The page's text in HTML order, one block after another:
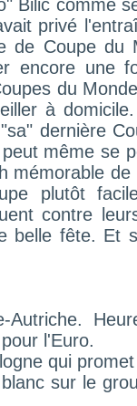
Bilic comme
privé
de Coupe du
encore une
du
à
dernière
même se
mémorable
plutôt
contre
belle fête. Et
l'Euro.
qui
sur le